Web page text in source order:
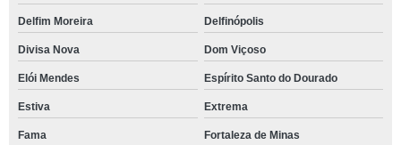
Delfim Moreira Delfinópolis
Divisa Nova Dom Viçoso
Elói Mendes Espírito Santo do Dourado
Estiva Extrema
Fama Fortaleza de Minas